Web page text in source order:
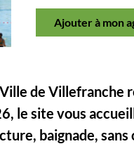
Ajouter à mon
de Villefranche
le site vous
baignade,